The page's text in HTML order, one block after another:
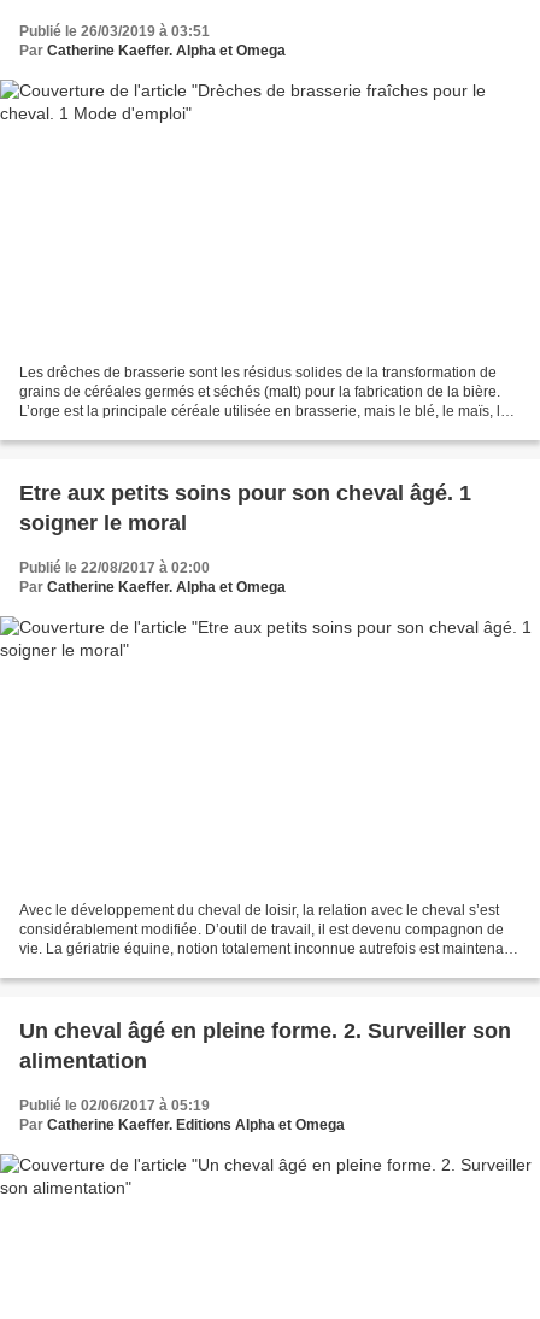
Publié le 26/03/2019 à 03:51
Par Catherine Kaeffer. Alpha et Omega
Les drêches de brasserie sont les résidus solides de la transformation de
grains de céréales germés et séchés (malt) pour la fabrication de la bière.
L’orge est la principale céréale utilisée en brasserie, mais le blé, le maïs, le
Etre aux petits soins pour son cheval âgé. 1
soigner le moral
Publié le 22/08/2017 à 02:00
Par Catherine Kaeffer. Alpha et Omega
Avec le développement du cheval de loisir, la relation avec le cheval s’est
considérablement modifiée. D’outil de travail, il est devenu compagnon de
vie. La gériatrie équine, notion totalement inconnue autrefois est maintenant
Un cheval âgé en pleine forme. 2. Surveiller son
alimentation
Publié le 02/06/2017 à 05:19
Par Catherine Kaeffer. Editions Alpha et Omega